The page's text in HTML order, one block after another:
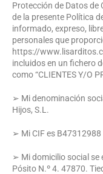
Tienda
Puntos De Venta
Mi Cuenta
Protección de Datos de
de la presente Política
informado, expreso,
personales que
https://
incluidos en un fichero
como “CLIENTES Y/O
➢ Mi denominación
Hijos, S.L.
➢ Mi CIF es B47312988
➢ Mi domicilio social se
Pósito N.º 4. 47870.